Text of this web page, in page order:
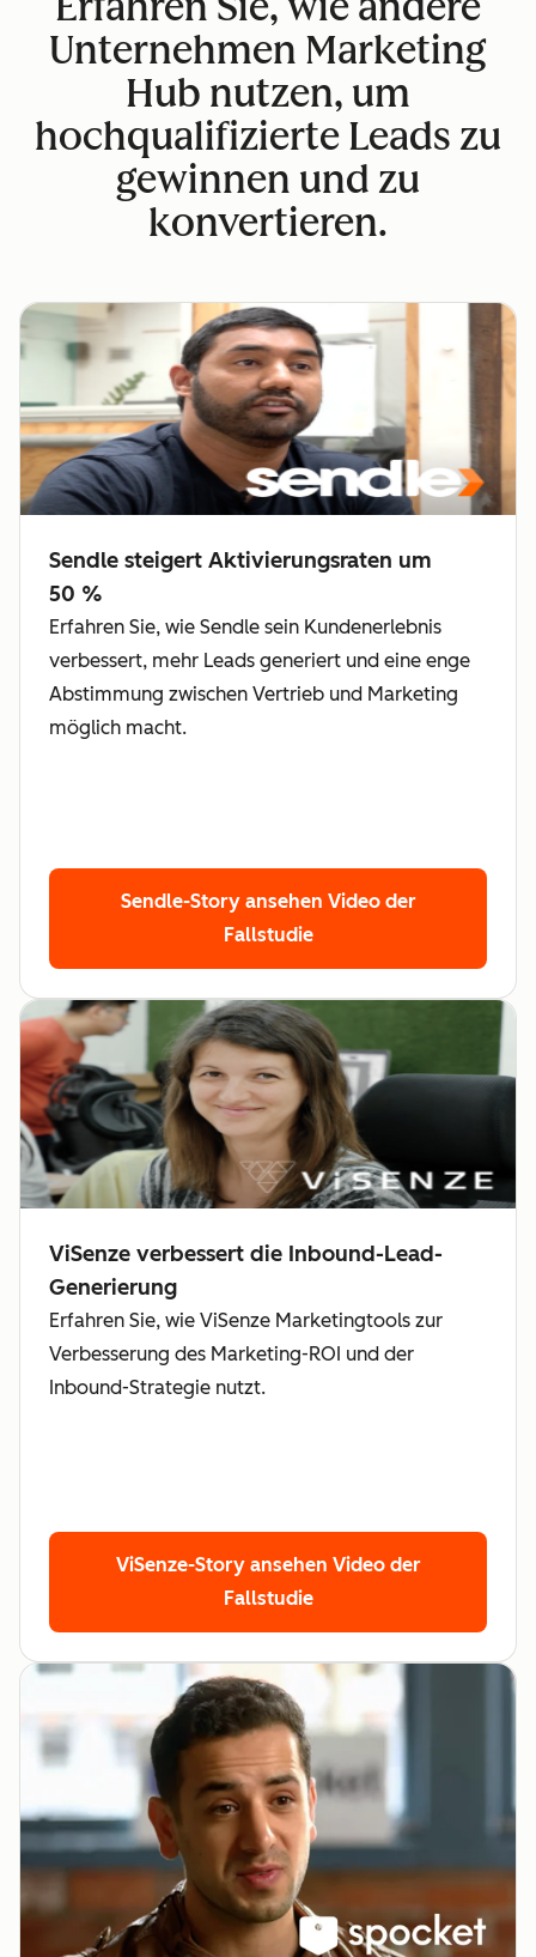
Unternehmen Marketing
Hub nutzen, um
hochqualifizierte Leads zu
gewinnen und zu
konvertieren.
Sendle steigert Aktivierungsraten um
50 %
Erfahren Sie, wie Sendle sein Kundenerlebnis
verbessert, mehr Leads generiert und eine enge
Abstimmung zwischen Vertrieb und Marketing
möglich macht.
Sendle-Story ansehen Video der
Fallstudie
ViSenze verbessert die Inbound-Lead-
Generierung
Erfahren Sie, wie ViSenze Marketingtools zur
Verbesserung des Marketing-ROI und der
Inbound-Strategie nutzt.
ViSenze-Story ansehen Video der
Fallstudie